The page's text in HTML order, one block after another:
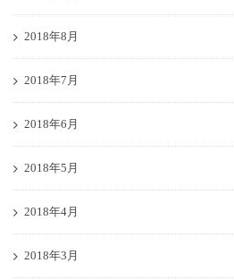
2018年8月
2018年7月
2018年6月
2018年5月
2018年4月
2018年3月